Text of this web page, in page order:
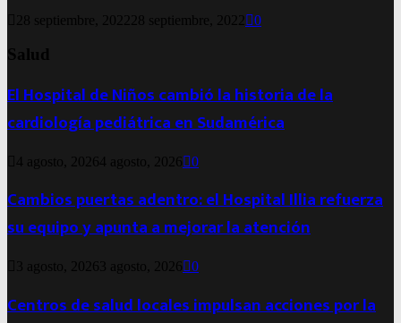
28 septiembre, 2022 28 septiembre, 2022 0
Salud
El Hospital de Niños cambió la historia de la
cardiología pediátrica en Sudamérica
4 agosto, 20264 agosto, 2026 0
Cambios puertas adentro: el Hospital Illia refuerza
su equipo y apunta a mejorar la atención
3 agosto, 2026 3 agosto, 2026 0
Centros de salud locales impulsan acciones por la